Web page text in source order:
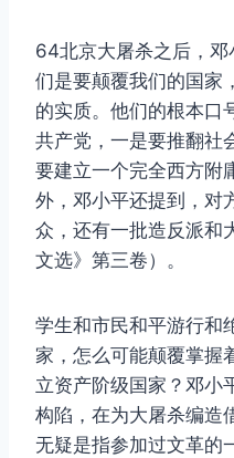
64北京大屠杀之后，邓
们是要颠覆我们的国家
的实质。他们的根本口
共产党，一是要推翻社
要建立一个完全西方附
外，邓小平还提到，对
众，还有一批造反派和
文选》第三卷）。
学生和市民和平游行和
家，怎么可能颠覆掌握
立资产阶级国家？邓小
构陷，在为大屠杀编造
无疑是指参加过文革的